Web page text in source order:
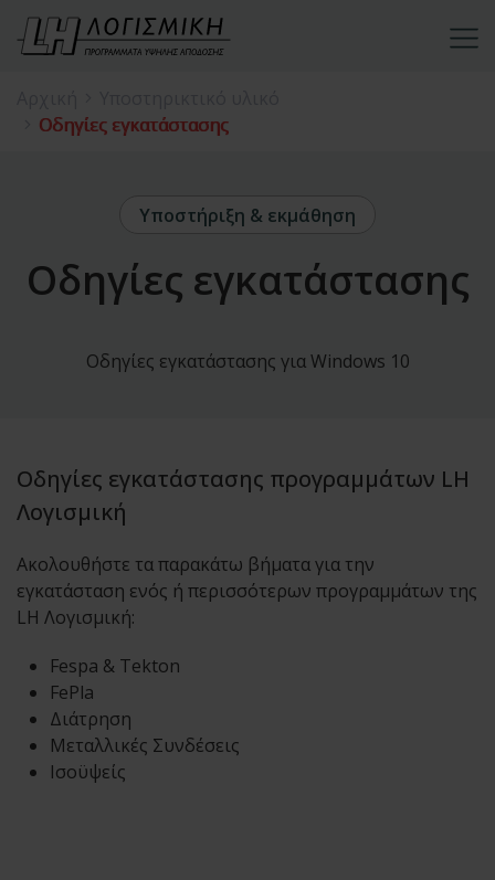
Οδηγίες εγκατάστασης
Υποστήριξη & εκμάθηση
Οδηγίες εγκατάστασης
Οδηγίες εγκατάστασης για Windows 10
Οδηγίες εγκατάστασης προγραμμάτων LH
Λογισμική
Ακολουθήστε τα παρακάτω βήματα για την
εγκατάσταση ενός ή περισσότερων προγραμμάτων της
LH Λογισμική:
Fespa & Tekton
FePla
Διάτρηση
Μεταλλικές Συνδέσεις
Ισοϋψείς